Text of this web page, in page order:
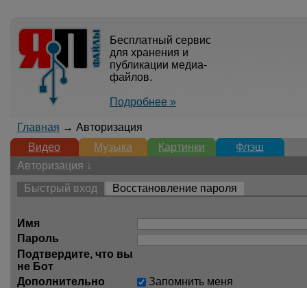
Бесплатный сервис
для хранения и
публикации медиа-
файлов.
Подробнее »
Главная → Авторизация
Видео
Музыка Картинки
Флэш
Авторизация ↓
Быстрый вход
Восстановление пароля
Имя
Пароль
Подтвердите, что вы
не Бот
Дополнительно
Запомнить меня